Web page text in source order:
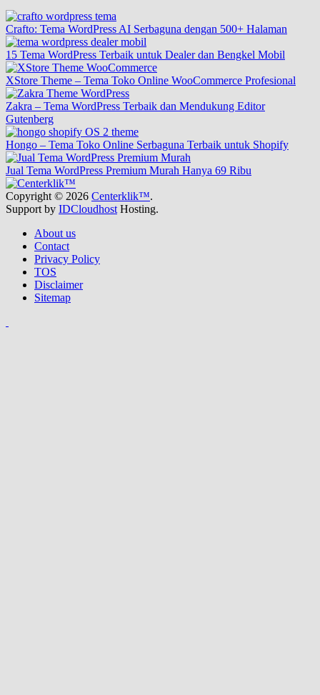
Crafto: Tema WordPress AI Serbaguna dengan 500+ Halaman
15 Tema WordPress Terbaik untuk Dealer dan Bengkel Mobil
XStore Theme – Tema Toko Online WooCommerce Profesional
Zakra – Tema WordPress Terbaik dan Mendukung Editor
Gutenberg
Hongo – Tema Toko Online Serbaguna Terbaik untuk Shopify
Jual Tema WordPress Premium Murah Hanya 69 Ribu
Copyright © 2026 Centerklik™.
Support by IDCloudhost Hosting.
About us
Contact
Privacy Policy
TOS
Disclaimer
Sitemap